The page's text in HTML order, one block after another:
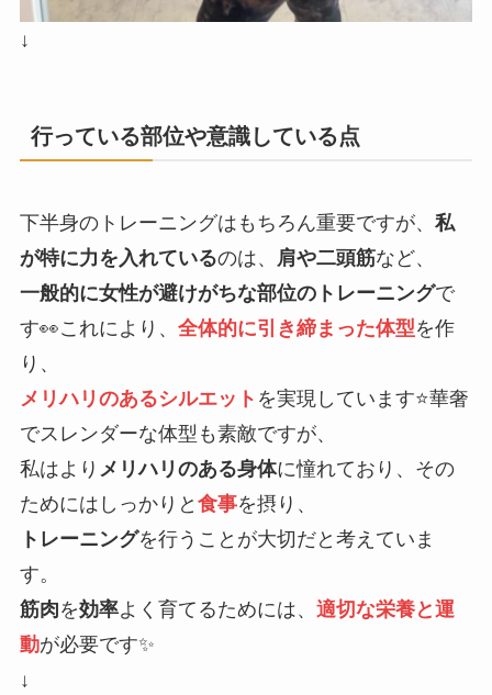
↓
行っている部位や意識している点
下半身のトレーニングはもちろん重要ですが、 私
が特に力を入れているのは、 肩や二頭筋など、
一般的に女性が避けがちな部位のトレーニングで
す👀これにより、 全体的に引き締まった体型を作
り、
メリハリのあるシルエット を実現しています⭐️華奢
でスレンダーな体型も素敵ですが、
私はより メリハリのある身体に憧れており、その
ためにはしっかりと 食事を摂り、
トレーニングを行うことが大切だと考えていま
す。
筋肉を効率よく育てるためには、 適切な栄養と運
動が必要です✨
↓